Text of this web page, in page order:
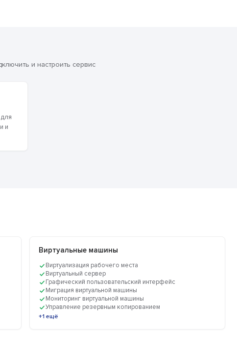
и настроить сервис
и
Виртуальные машины
Виртуализация рабочего места
Виртуальный сервер
Графический пользовательский интерфейс
Миграция виртуальной машины
Мониторинг виртуальной машины
Управление резервным копированием
+1 ещё